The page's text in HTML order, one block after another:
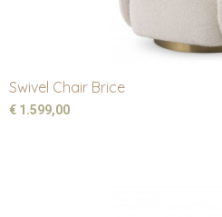
Swivel Chair Brice
€ 1.599,00